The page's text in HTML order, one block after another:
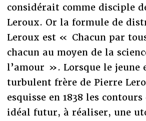
considérait comme disciple
Leroux. Or la formule de
Leroux est « Chacun par
chacun au moyen de la
l’amour ». Lorsque le jeune
turbulent frère de Pierre
esquisse en 1838 les
idéal futur, à réaliser, une